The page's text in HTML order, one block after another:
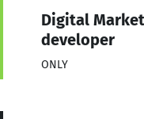
Digital
developer
ONLY